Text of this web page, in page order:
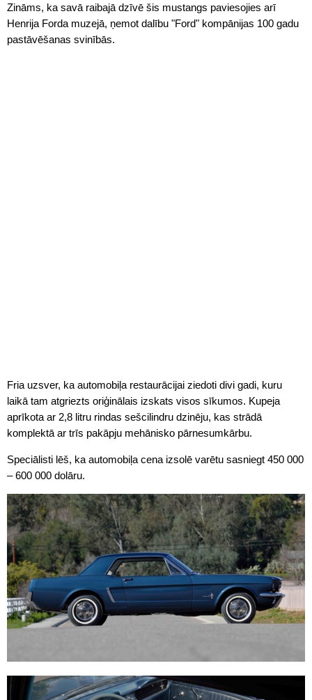
Zināms, ka savā raibajā dzīvē šis mustangs paviesojies arī
Henrija Forda muzejā, ņemot dalību "Ford" kompānijas 100 gadu
pastāvēšanas svinībās.
Fria uzsver, ka automobiļa restaurācijai ziedoti divi gadi, kuru
laikā tam atgriezts oriģinālais izskats visos sīkumos. Kupeja
aprīkota ar 2,8 litru rindas sešcilindru dzinēju, kas strādā
komplektā ar trīs pakāpju mehānisko pārnesumkārbu.
Speciālisti lēš, ka automobiļa cena izsolē varētu sasniegt 450 000
– 600 000 dolāru.